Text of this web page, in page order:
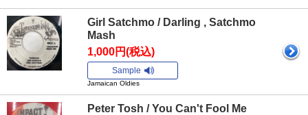
Girl Satchmo / Darling , Satchmo
Mash
1,000円(税込)
Sample
Jamaican Oldies
Peter Tosh / You Can't Fool Me